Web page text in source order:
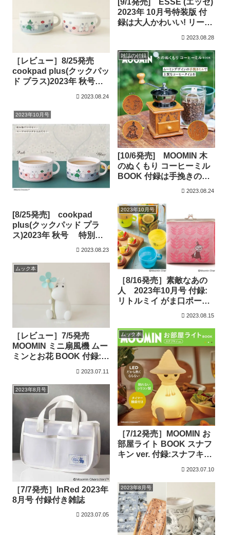
[9/1発売] ESSE (エッセ)
2023年 10月号特装版 付
録は大人かわいい! リーフ
2023.08.28
［レビュー］8/25発売
cookpad plus(クックパッ
ド プラス)2023年 秋号
2023.08.24
雑誌の付録
[10/6発売] MOOMIN 木
のぬくもり コーヒーミル
BOOK 付録は手挽きの本
れなムーミンデザインの
コーヒーミル
2023.08.24
2023年10月号
[8/25発売] cookpad
plus(クックパッド プラ
ス)2023年 秋号 特別付
2023.08.23
2023年10月号
［8/16発売］素敵なあの
人 2023年10月号 付録:
リトルミイ がま口ポーチ/
2023.08.15
ムック本
［レビュー］7/5発売
MOOMIN ミニ扇風機 ムー
ミンとお花 BOOK 付録:ミ
2023.07.11
ムック本
［7/12発売］MOOMIN お
部屋ライト BOOK スナフ
キン ver. 付録:スナフキン
2023.07.10
2023年8月号
［7/7発売］InRed 2023年
8月号 付録付き雑誌
2023.07.05
2023年8月号